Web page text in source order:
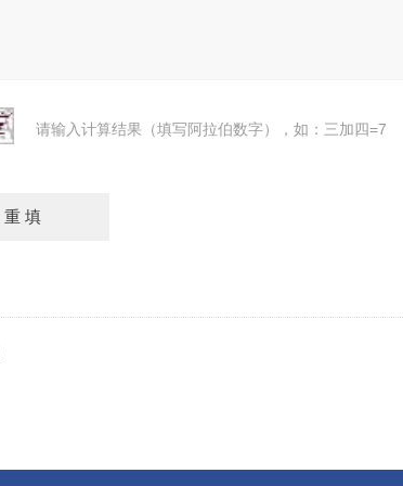
请输入计算结果（填写阿拉伯数字），如：三加四=7